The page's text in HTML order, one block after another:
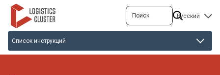
Перейти
основному
содержанию
Поиск
SELECT
YOUR